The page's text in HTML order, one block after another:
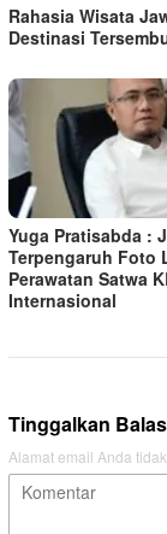
Rahasia Wisata
Destinasi
Yuga Pratisabda :
Terpengaruh Foto
Perawatan Satwa
Internasional
Tinggalkan
Alamat email Anda